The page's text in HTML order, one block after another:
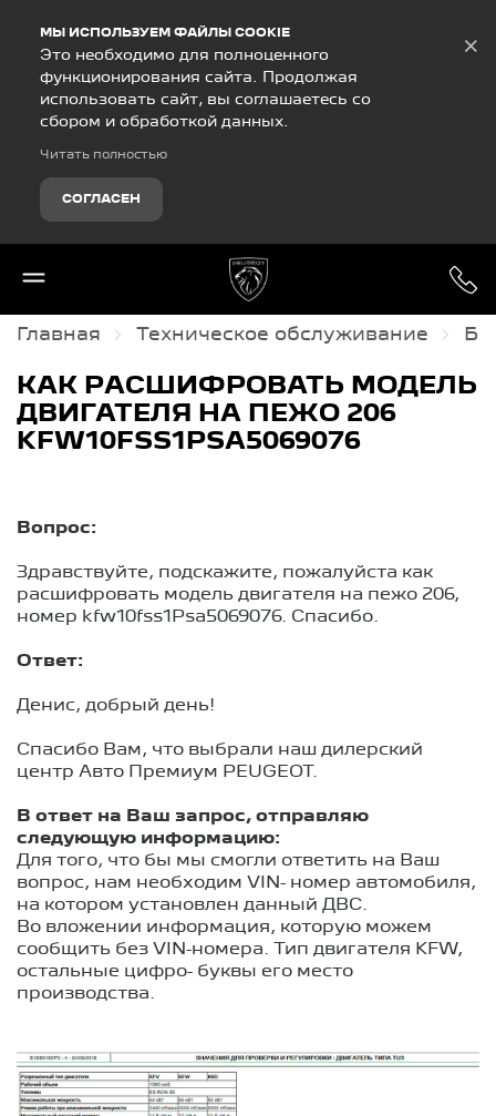
МЫ ИСПОЛЬЗУЕМ ФАЙЛЫ COOKIE
Это необходимо для полноценного
функционирования сайта. Продолжая
использовать сайт, вы соглашаетесь со
сбором и обработкой данных.
Читать полностью
СОГЛАСЕН
×
Главная Техническое обслуживание
КАК РАСШИФРОВАТЬ МОДЕЛЬ
ДВИГАТЕЛЯ НА ПЕЖО 206
KFW10FSS1PSA5069076
Вопрос:
Здравствуйте, подскажите, пожалуйста как
расшифровать модель двигателя на пежо 206,
номер kfw10fss1Psa5069076. Спасибо.
Ответ:
Денис, добрый день!
Спасибо Вам, что выбрали наш дилерский
центр Авто Премиум PEUGEOT.
В ответ на Ваш запрос, отправляю
следующую информацию:
Для того, что бы мы смогли ответить на Ваш
вопрос, нам необходим VIN- номер автомобиля,
на котором установлен данный ДВС.
Во вложении информация, которую можем
сообщить без VIN-номера. Тип двигателя KFW,
остальные цифро- буквы его место
производства.